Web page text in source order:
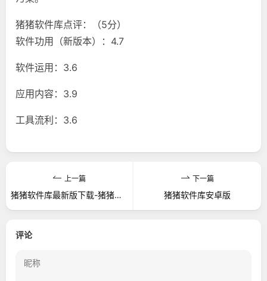
猪猪软件库点评：（5分）
软件功用（新版本）：4.7
软件运用：3.6
应用内容：3.9
工具流利：3.6
上一篇
猪猪软件库最新版下载-猪猪软件库app下载v1.9 安卓版
下一篇
猪猪软件库安卓版
评论